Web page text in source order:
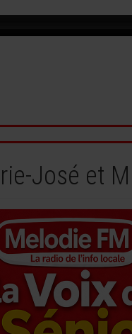
José et